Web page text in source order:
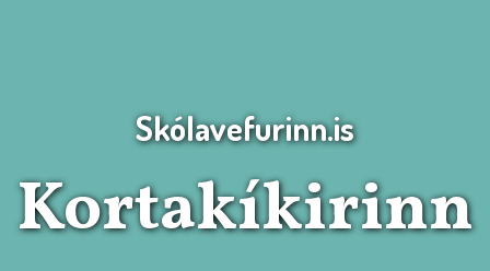
Skólavefurinn.is
Kortakíkirinn